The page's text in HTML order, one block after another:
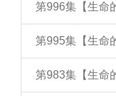
第996集【生命
第995集【生命
第983集【生命